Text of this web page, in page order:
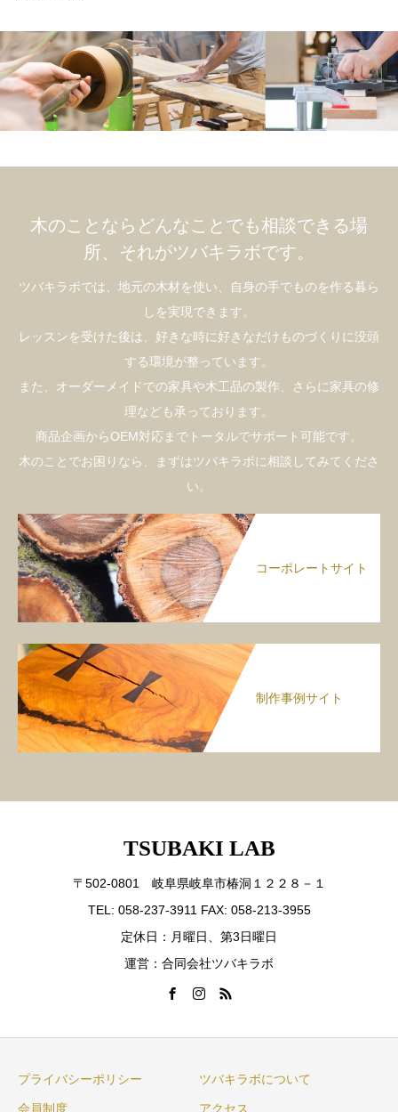
木のことならどんなことでも相談できる場
所、それがツバキラボです。
ツバキラボでは、地元の木材を使い、自身の手でものを作る暮ら
しを実現できます。
レッスンを受けた後は、好きな時に好きなだけものづくりに没頭
する環境が整っています。
また、オーダーメイドでの家具や木工品の製作、さらに家具の修
理なども承っております。
商品企画からOEM対応までトータルでサポート可能です。
木のことでお困りなら、まずはツバキラボに相談してみてくださ
い。
コーポレートサイト
制作事例サイト
TSUBAKI LAB
〒502-0801 岐阜県岐阜市椿洞１２２８－１
TEL: 058-237-3911 FAX: 058-213-3955
定休日：月曜日、第3日曜日
運営：合同会社ツバキラボ
プライバシーポリシー ツバキラボについて
会員制度 アクセス